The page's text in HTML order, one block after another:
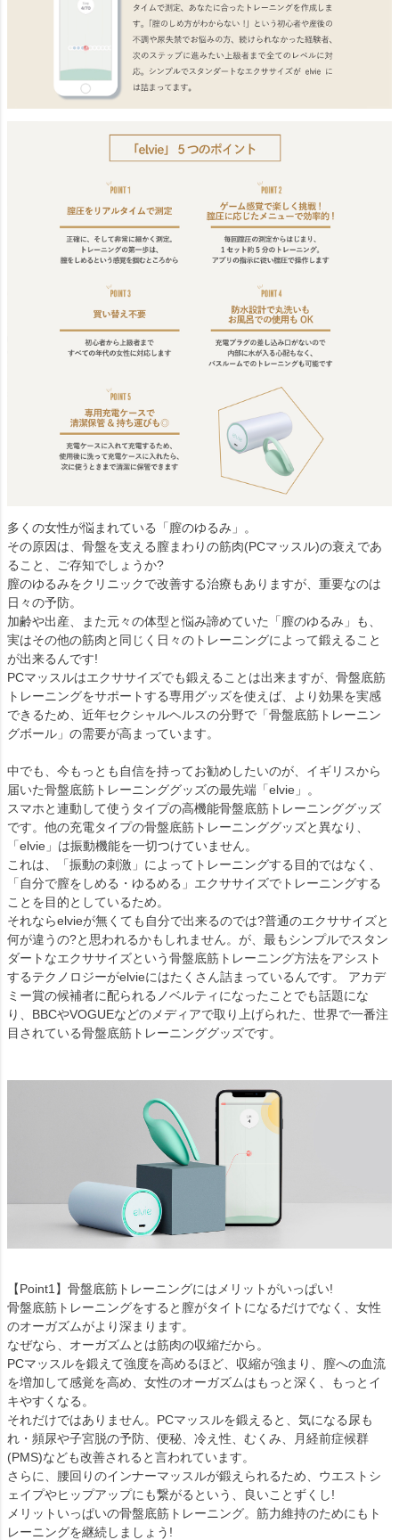
多くの女性が悩まれている「膣のゆるみ」。
その原因は、骨盤を支える膣まわりの筋肉(PCマッスル)の衰えであ
ること、ご存知でしょうか?
膣のゆるみをクリニックで改善する治療もありますが、重要なのは
日々の予防。
加齢や出産、また元々の体型と悩み諦めていた「膣のゆるみ」も、
実はその他の筋肉と同じく日々のトレーニングによって鍛えること
が出来るんです!
PCマッスルはエクササイズでも鍛えることは出来ますが、骨盤底筋
トレーニングをサポートする専用グッズを使えば、より効果を実感
できるため、近年セクシャルヘルスの分野で「骨盤底筋トレーニン
グボール」の需要が高まっています。
中でも、今もっとも自信を持ってお勧めしたいのが、イギリスから
届いた骨盤底筋トレーニンググッズの最先端「elvie」。
スマホと連動して使うタイプの高機能骨盤底筋トレーニンググッズ
です。他の充電タイプの骨盤底筋トレーニンググッズと異なり、
「elvie」は振動機能を一切つけていません。
これは、「振動の刺激」によってトレーニングする目的ではなく、
「自分で膣をしめる・ゆるめる」エクササイズでトレーニングする
ことを目的としているため。
それならelvieが無くても自分で出来るのでは?普通のエクササイズと
何が違うの?と思われるかもしれません。が、最もシンプルでスタン
ダートなエクササイズという骨盤底筋トレーニング方法をアシスト
するテクノロジーがelvieにはたくさん詰まっているんです。 アカデ
ミー賞の候補者に配られるノベルティになったことでも話題にな
り、BBCやVOGUEなどのメディアで取り上げられた、世界で一番注
目されている骨盤底筋トレーニンググッズです。
【Point1】骨盤底筋トレーニングにはメリットがいっぱい!
骨盤底筋トレーニングをすると膣がタイトになるだけでなく、女性
のオーガズムがより深まります。
なぜなら、オーガズムとは筋肉の収縮だから。
PCマッスルを鍛えて強度を高めるほど、収縮が強まり、膣への血流
を増加して感覚を高め、女性のオーガズムはもっと深く、もっとイ
キやすくなる。
それだけではありません。PCマッスルを鍛えると、気になる尿も
れ・頻尿や子宮脱の予防、便秘、冷え性、むくみ、月経前症候群
(PMS)なども改善されると言われています。
さらに、腰回りのインナーマッスルが鍛えられるため、ウエストシ
ェイプやヒップアップにも繋がるという、良いことずくし!
メリットいっぱいの骨盤底筋トレーニング。筋力維持のためにもト
レーニングを継続しましょう!